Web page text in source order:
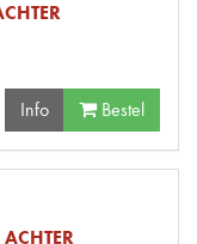
Info Bestel